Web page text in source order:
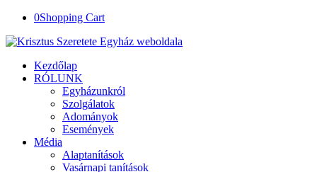
0Shopping Cart
Kezdőlap
RÓLUNK
Egyházunkról
Szolgálatok
Adományok
Események
Média
Alaptanítások
Vasárnapi tanítások